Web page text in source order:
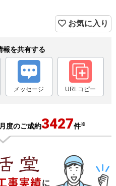
お気に入り
報を共有する
メッセージ URLコピー
度のご成約3427件※